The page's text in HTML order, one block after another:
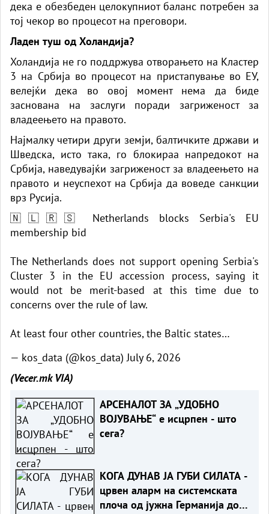
дека е обезбеден целокупниот баланс потребен за
тој чекор во процесот на преговори.
Ладен туш од Холандија?
Холандија не го поддржува отворањето на Кластер
3 на Србија во процесот на пристапување во ЕУ,
велејќи дека во овој момент нема да биде
заснована на заслуги поради загриженост за
владеењето на правото.
Најмалку четири други земји, балтичките држави и
Шведска, исто така, го блокираа напредокот на
Србија, наведувајќи загриженост за владеењето на
правото и неуспехот на Србија да воведе санкции
врз Русија.
🇳🇱🇷🇸 Netherlands blocks Serbia's EU
membership bid
The Netherlands does not support opening Serbia's
Cluster 3 in the EU accession process, saying it
would not be merit-based at this time due to
concerns over the rule of law.
At least four other countries, the Baltic states…
— kos_data (@kos_data)July 6, 2026
(Vecer.mkVIA)
АРСЕНАЛОТ ЗА „УДОБНО
ВОЈУВАЊЕ“ е исцрпен - што
сега?
КОГА ДУНАВ ЈА ГУБИ СИЛАТА -
црвен аларм на системската
плоча од јужна Германија до